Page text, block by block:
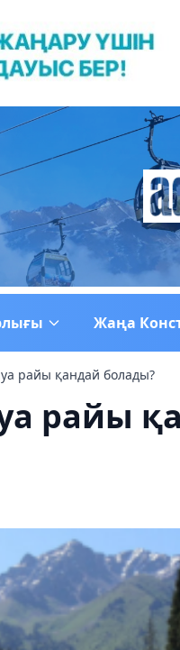
Жаңа
райы қандай болады?
райы